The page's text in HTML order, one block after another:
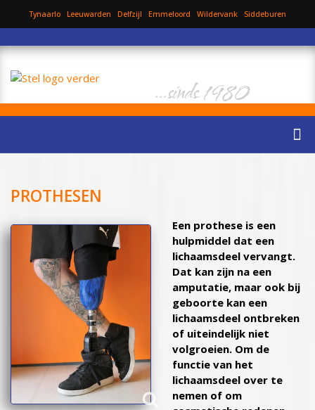
Tynaarlo Leeuwarden Delfzijl Emmeloord Wildervank Siddeburen
...sinds 1980
PROTHESEN
Een prothese is een
hulpmiddel dat een
lichaamsdeel vervangt.
Dat kan zijn na een
amputatie, maar ook bij
geboorte kan een
lichaamsdeel ontbreken
of uiteindelijk niet
volgroeien. Om de
functie van het
lichaamsdeel over te
nemen of om